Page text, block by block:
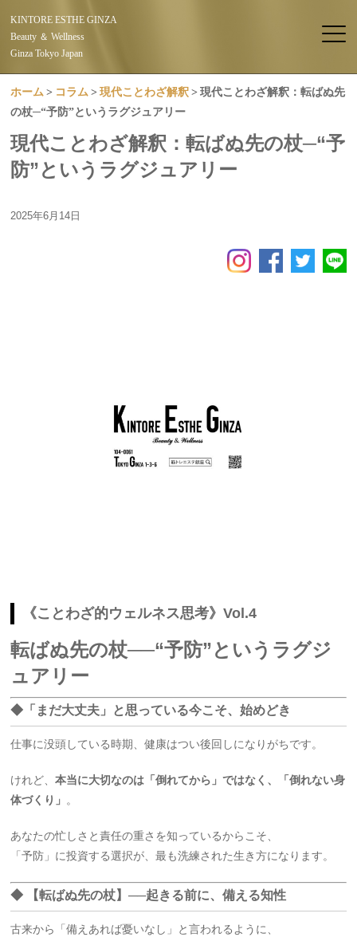
KINTORE ESTHE GINZA
Beauty ＆ Wellness
Ginza Tokyo Japan
ホーム コラム 現代ことわざ解釈
現代ことわざ解釈：転ばぬ先
の杖─“予防”というラグジュアリー
現代ことわざ解釈：転ばぬ先の杖─“予
防”というラグジュアリー
2025年6月14日
《ことわざ的ウェルネス思考》Vol.4
転ばぬ先の杖──“予防”というラグジ
ュアリー
◆「まだ大丈夫」と思っている今こそ、始めどき
仕事に没頭している時期、健康はつい後回しになりがちです。
けれど、本当に大切なのは「倒れてから」ではなく、「倒れない身
体づくり」 。
あなたの忙しさと責任の重さを知っているからこそ、
「予防」に投資する選択が、最も洗練された生き方になります。
◆ 【転ばぬ先の杖】──起きる前に、備える知性
古来から「備えあれば憂いなし」と言われるように、